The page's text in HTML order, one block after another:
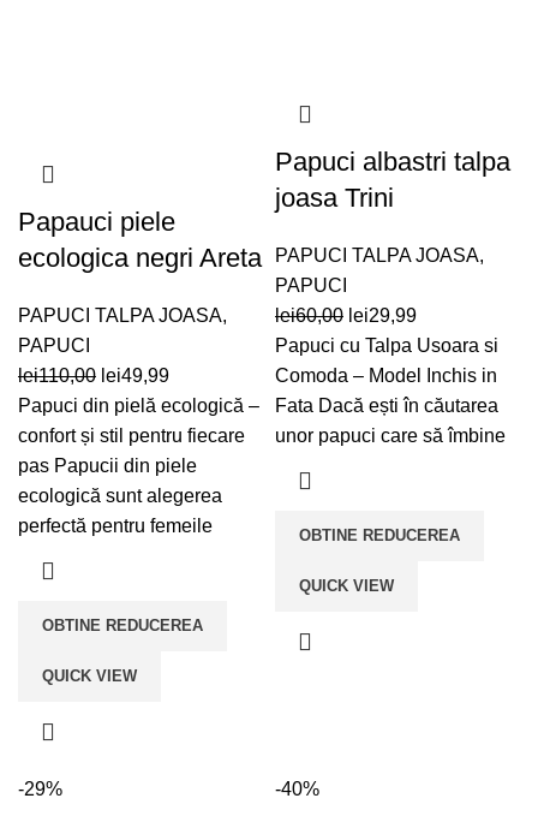
Papauci piele
ecologica negri Areta
PAPUCI TALPA JOASA,
PAPUCI
lei110,00 Prețul
inițial
a
fost:
lei110,00.
lei49,99Prețul
curent
este:
lei49,99.
Papuci din pielă ecologică –
confort și stil pentru fiecare
pas Papucii din piele
ecologică sunt alegerea
perfectă pentru femeile
OBTINE REDUCEREA
QUICK VIEW
Papuci albastri talpa
joasa Trini
PAPUCI TALPA JOASA,
PAPUCI
lei60,00 Prețul
inițial
a
fost:
lei60,00.
lei29,99Prețul
curent
este:
lei29,99.
Papuci cu Talpa Usoara si
Comoda – Model Inchis in
Fata Dacă ești în căutarea
unor papuci care să îmbine
OBTINE REDUCEREA
QUICK VIEW
-29% -40%